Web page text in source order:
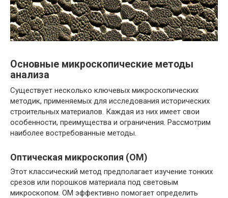
Основные микроскопические методы
анализа
Существует несколько ключевых микроскопических
методик, применяемых для исследования исторических
строительных материалов. Каждая из них имеет свои
особенности, преимущества и ограничения. Рассмотрим
наиболее востребованные методы.
Оптическая микроскопия (ОМ)
Этот классический метод предполагает изучение тонких
срезов или порошков материала под световым
микроскопом. ОМ эффективно помогает определить